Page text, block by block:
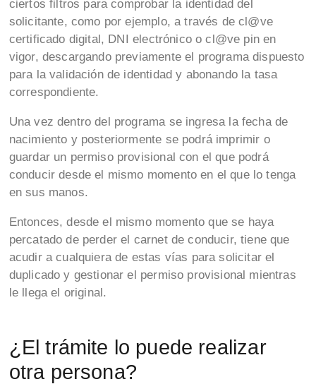
ciertos filtros para comprobar la identidad del
solicitante, como por ejemplo, a través de cl@ve
certificado digital, DNI electrónico o cl@ve pin en
vigor, descargando previamente el programa dispuesto
para la validación de identidad y abonando la tasa
correspondiente.
Una vez dentro del programa se ingresa la fecha de
nacimiento y posteriormente se podrá imprimir o
guardar un permiso provisional con el que podrá
conducir desde el mismo momento en el que lo tenga
en sus manos.
Entonces, desde el mismo momento que se haya
percatado de perder el carnet de conducir, tiene que
acudir a cualquiera de estas vías para solicitar el
duplicado y gestionar el permiso provisional mientras
le llega el original.
¿El trámite lo puede realizar
otra persona?